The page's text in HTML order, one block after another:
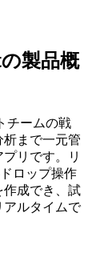
製品概
チームの戦
まで一元管
リです。リ
ロップ操作
作成でき、試
アルタイムで